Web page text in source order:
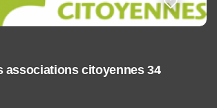
associations citoyennes 34